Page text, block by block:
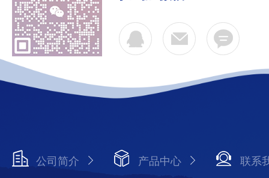
公司简介 产品中心 联系